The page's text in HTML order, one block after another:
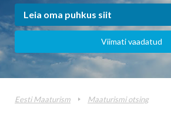
Viimati vaadatud
Eesti Maaturism Maaturismi otsing